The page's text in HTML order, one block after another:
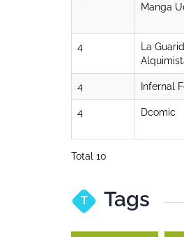
Manga
4
La
4 Infernal
4 Dcomic
Total 10
T Tags